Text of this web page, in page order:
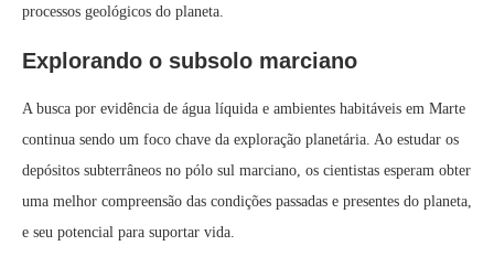
processos geológicos do planeta.
Explorando o subsolo marciano
A busca por evidência de água líquida e ambientes habitáveis em Marte
continua sendo um foco chave da exploração planetária. Ao estudar os
depósitos subterrâneos no pólo sul marciano, os cientistas esperam obter
uma melhor compreensão das condições passadas e presentes do planeta,
e seu potencial para suportar vida.